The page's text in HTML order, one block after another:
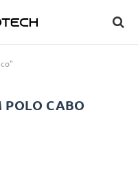
POLO CABO